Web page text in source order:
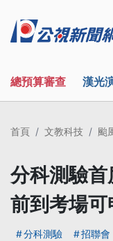
總預算審查 漢光
首頁 文教科技 颱
分科測驗
前到考場可
分科測驗 招聯會